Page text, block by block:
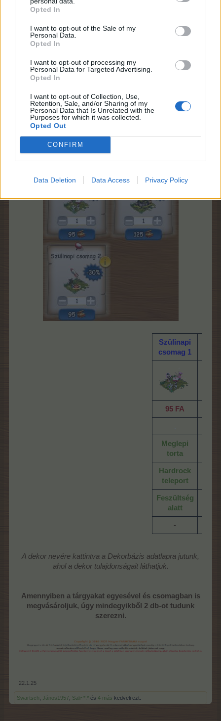
Opted In
I want to opt-out of the Sale of my
Personal Data.
Opted In
I want to opt-out of processing my
Personal Data for Targeted Advertising.
Opted In
I want to opt-out of Collection, Use,
Retention, Sale, and/or Sharing of my
Personal Data that Is Unrelated with the
Purposes for which it was collected.
Opted Out
CONFIRM
Data Deletion Data Access Privacy Policy
Az alábbi tárgyak szerepelnek a kínálatban:
Csomagban is van lehetőségünk a vásárlásra:
Szülinapi
csomag 1
95 FA
Meglepi
torta
Hardrock
teleport
Feszültség
alatt
-​
A dekor nevére kattintva a Dekorbázis adatlapra jutunk,
ahol a dekor tulajdonságait láthatjuk.
Amennyiben a tárgyakat egyesével és csomagban is
megvásároljuk, úgy mindegyikből 2 db-ot tudunk
szerezni.
22.1.25
Swartsch János1957 Sali~*.* és 4 más kedveli ezt.